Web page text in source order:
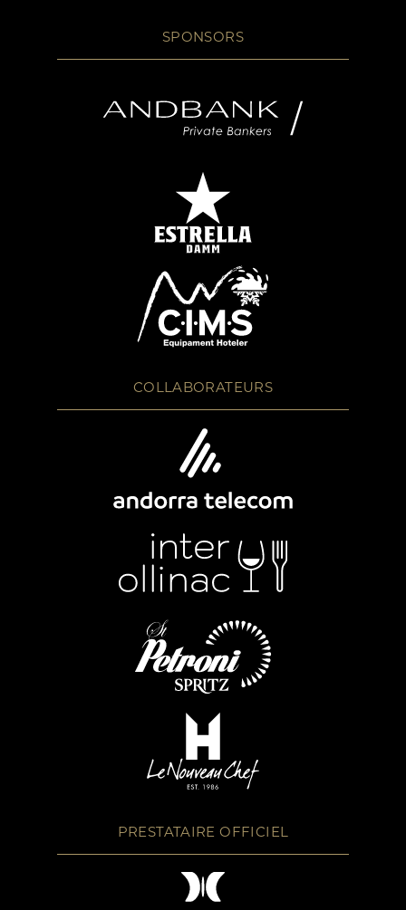
SPONSORS
COLLABORATEURS
PRESTATAIRE OFFICIEL